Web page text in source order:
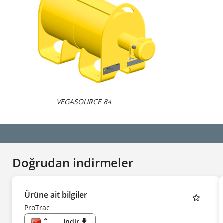
VEGASOURCE 84
Doğrudan indirmeler
Ürüne ait bilgiler
ProTrac